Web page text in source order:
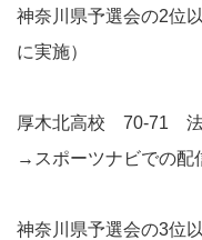
神奈川県予選会の2位
に実施）
厚木北高校 70-71 法
→ スポーツナビでの配
神奈川県予選会の3位